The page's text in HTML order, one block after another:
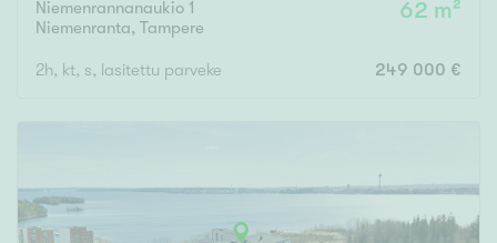
Niemenrannanaukio 1
Niemenranta, Tampere
62 m²
2h, kt, s, lasitettu parveke 249 000 €